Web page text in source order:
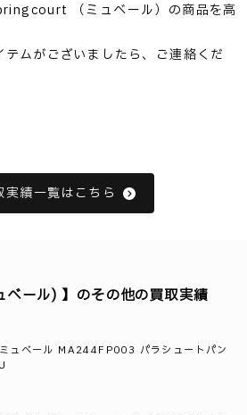
（ミュベール）の商品を高
ムがございましたら、ご連絡くだ
実績一覧はこちら
ベール) 】のその他の買取実績
ュベール MA244FP003 パラシュートパン